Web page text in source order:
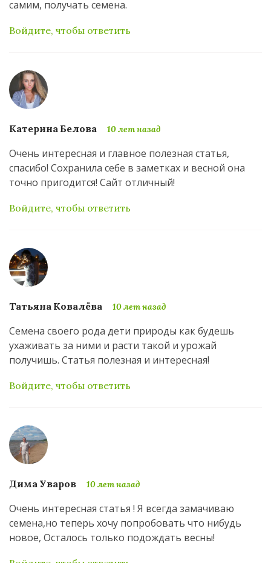
самим, получать семена.
Войдите, чтобы ответить
Катерина Белова 10 лет назад
Очень интересная и главное полезная статья,
спасибо! Сохранила себе в заметках и весной она
точно пригодится! Сайт отличный!
Войдите, чтобы ответить
Татьяна Ковалёва 10 лет назад
Семена своего рода дети природы как будешь
ухаживать за ними и расти такой и урожай
получишь. Статья полезная и интересная!
Войдите, чтобы ответить
Дима Уваров 10 лет назад
Очень интересная статья ! Я всегда замачиваю
семена,но теперь хочу попробовать что нибудь
новое, Осталось только подождать весны!